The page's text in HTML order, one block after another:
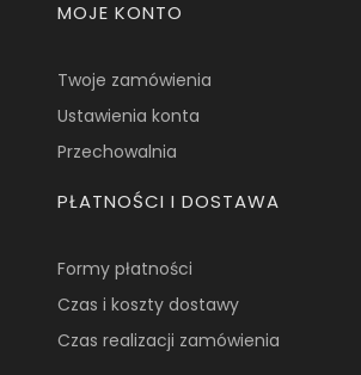
MOJE KONTO
Twoje zamówienia
Ustawienia konta
Przechowalnia
PŁATNOŚCI I DOSTAWA
Formy płatności
Czas i koszty dostawy
Czas realizacji zamówienia